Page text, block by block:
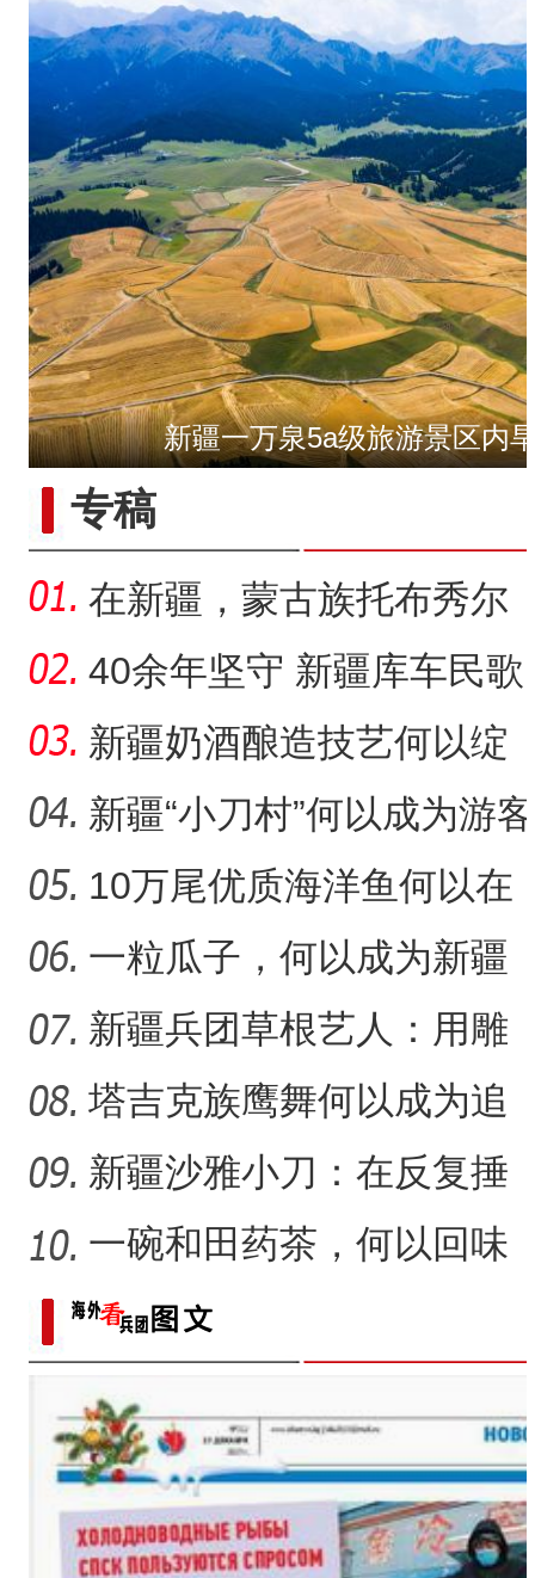
“五一”假期，开都河天鹅
“阿克苏是个好地方·四季
新疆一万泉5a级旅游景区内
（追风逐日看新疆）新疆
十四团：多元化种植开辟致
专稿
在新疆，蒙古族托布秀尔
音乐何以传承不息？
40余年坚守 新疆库车民歌
传承人用歌声展现非遗魅
力
新疆奶酒酿造技艺何以绽
放光彩？
新疆“小刀村”何以成为游客
体验非遗技艺打卡地？
10万尾优质海洋鱼何以在
新疆沙漠里安家？
一粒瓜子，何以成为新疆
的名片？
新疆兵团草根艺人：用雕
塑述说“兵团故事”雕刻别
塔吉克族鹰舞何以成为追
求美好生活的展现？
新疆沙雅小刀：在反复捶
打中实现匠心传承
一碗和田药茶，何以回味
悠长？